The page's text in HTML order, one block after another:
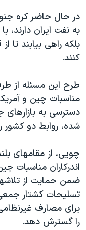
در حال حاضر کره
به نفت ايران دارند،
بلکه راهی بيابند
کنند.
طرح اين مسئله از
مناسبات چين و
دسترسی به بازارهای
شده، روابط دو کشور
چويی، از مقامهای
اندرکاران مناسبات
ضمن حمايت از
تسليحات کشتار
برای مصارف
را گسترش دهد.